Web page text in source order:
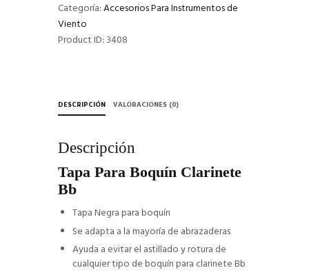
Categoría:Accesorios Para Instrumentos de
Viento
Product ID: 3408
DESCRIPCIÓN VALORACIONES (0)
Descripción
Tapa Para Boquín Clarinete
Bb
Tapa Negra para boquín
Se adapta a la mayoría de abrazaderas
Ayuda a evitar el astillado y rotura de
cualquier tipo de boquín para clarinete Bb